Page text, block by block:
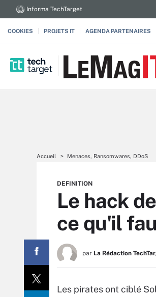
Informa TechTarget
COOKIES PROJETS IT AGENDA PARTENAIRES
Accueil Menaces, Ransomwares, DDoS
DEFINITION
Le hack
ce qu'il
par La Rédaction
Les pirates ont ciblé